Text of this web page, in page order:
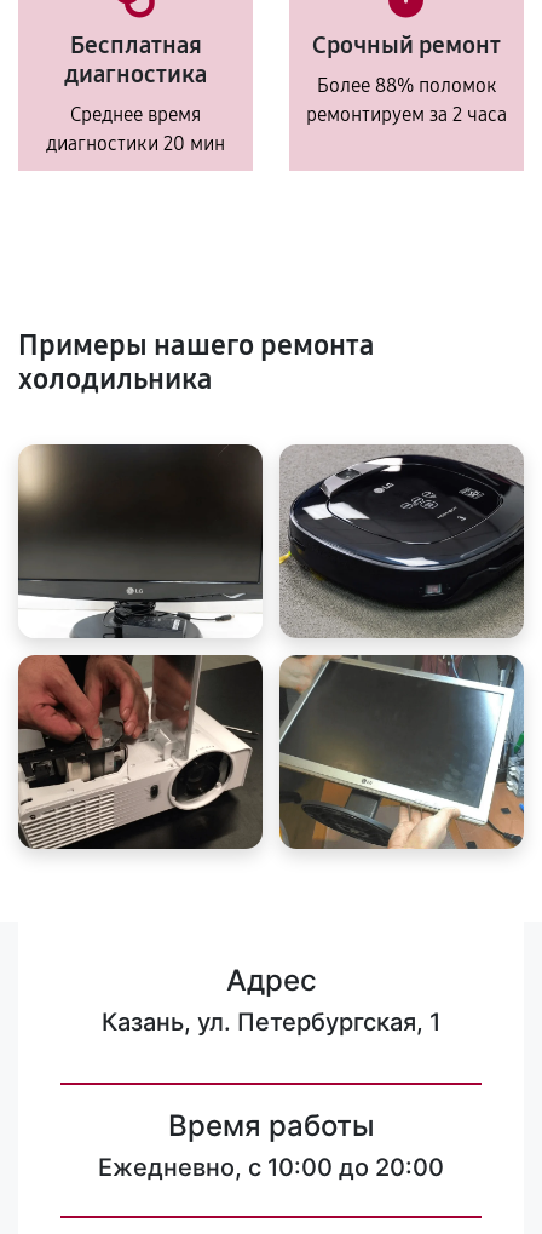
Бесплатная
диагностика
Среднее время
диагностики 20 мин
Срочный ремонт
Более 88% поломок
ремонтируем за 2 часа
Примеры нашего ремонта
холодильника
Адрес
Казань, ул. Петербургская, 1
Время работы
Ежедневно, с 10:00 до 20:00